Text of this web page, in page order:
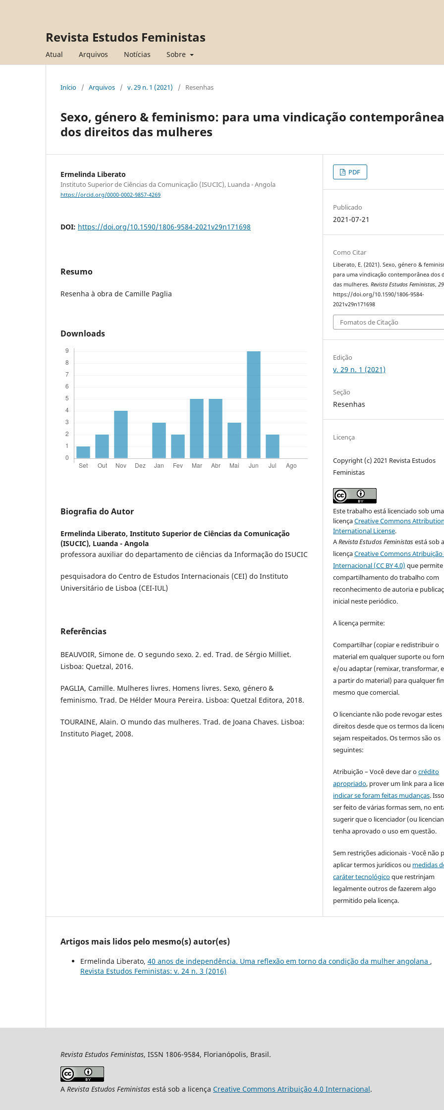
Revista Estudos Feministas
Atual Arquivos Notícias Sobre
Início / Arquivos / v. 29 n. 1 (2021) / Resenhas
Sexo, género & feminismo: para uma vindicação contemporânea
dos direitos das mulheres
Ermelinda Liberato
Instituto Superior de Ciências da Comunicação (ISUCIC), Luanda - Angola
https://orcid.org/0000-0002-9857-4269
DOI: https://doi.org/10.1590/1806-9584-2021v29n171698
Resumo
Resenha à obra de Camille Paglia
Downloads
Biografia do Autor
Ermelinda Liberato, Instituto Superior de Ciências da Comunicação
(ISUCIC), Luanda - Angola
professora auxiliar do departamento de ciências da Informação do ISUCIC
pesquisadora do Centro de Estudos Internacionais (CEI) do Instituto
Universitário de Lisboa (CEI-IUL)
Referências
BEAUVOIR, Simone de. O segundo sexo. 2. ed. Trad. de Sérgio Milliet.
Lisboa: Quetzal, 2016.
PAGLIA, Camille. Mulheres livres. Homens livres. Sexo, género &
feminismo. Trad. De Hélder Moura Pereira. Lisboa: Quetzal Editora, 2018.
TOURAINE, Alain. O mundo das mulheres. Trad. de Joana Chaves. Lisboa:
Instituto Piaget, 2008.
PDF
Publicado
2021-07-21
Como Citar
Liberato, E. (2021). Sexo, género &
para uma vindicação contemporânea dos
das mulheres.Revista Estudos Feministas,29
https://doi.org/10.1590/1806-9584-
2021v29n171698
Fomatos de Citação
Edição
v. 29 n. 1 (2021)
Seção
Resenhas
Licença
Copyright (c) 2021 Revista Estudos
Feministas
Este trabalho está licenciado sob uma
licençaCreative Commons
International License.
ARevista Estudos Feministasestá sob a
licençaCreative Commons Atribuição
Internacional (CC BY 4.0) que
compartilhamento do trabalho com
reconhecimento de autoria e
inicial neste periódico.
A licença permite:
Compartilhar (copiar e redistribuir o
material em qualquer suporte ou
e/ou adaptar (remixar, transformar,
a partir do material) para qualquer
mesmo que comercial.
O licenciante não pode revogar estes
direitos desde que os termos da
sejam respeitados. Os termos são os
seguintes:
Atribuição – Você deve dar ocrédito
apropriado, prover um link para a
indicar se foram feitas mudanças.
ser feito de várias formas sem, no
sugerir que o licenciador (ou
tenha aprovado o uso em questão.
Sem restrições adicionais - Você não
aplicar termos jurídicos ou medidas
caráter tecnológicoque restrinjam
legalmente outros de fazerem algo
permitido pela licença.
Artigos mais lidos pelo mesmo(s) autor(es)
Ermelinda Liberato, 40 anos de independência. Uma reflexão em torno da condição da mulher angolana ,
Revista Estudos Feministas: v. 24 n. 3 (2016)
Revista Estudos Feministas, ISSN 1806-9584, Florianópolis, Brasil.
A Revista Estudos Feministas está sob a licença Creative Commons Atribuição 4.0 Internacional.